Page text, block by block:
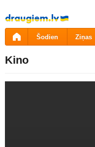
Pāriet
uz
saturu
Šodien Ziņas
Kino